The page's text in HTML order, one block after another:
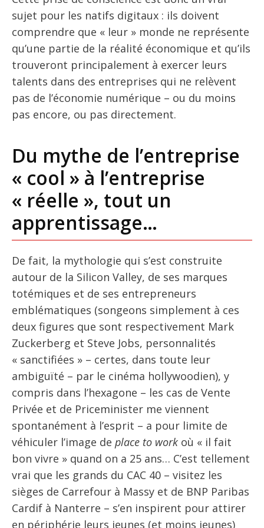
sujet pour les natifs digitaux : ils doivent
comprendre que « leur » monde ne représente
qu’une partie de la réalité économique et qu’ils
trouveront principalement à exercer leurs
talents dans des entreprises qui ne relèvent
pas de l’économie numérique – ou du moins
pas encore, ou pas directement.
Du mythe de l’entreprise
« cool » à l’entreprise
« réelle », tout un
apprentissage…
De fait, la mythologie qui s’est construite
autour de la Silicon Valley, de ses marques
totémiques et de ses entrepreneurs
emblématiques (songeons simplement à ces
deux figures que sont respectivement Mark
Zuckerberg et Steve Jobs, personnalités
« sanctifiées » – certes, dans toute leur
ambiguïté – par le cinéma hollywoodien), y
compris dans l’hexagone – les cas de Vente
Privée et de Priceminister me viennent
spontanément à l’esprit – a pour limite de
véhiculer l’image de place to work où « il fait
bon vivre » quand on a 25 ans… C’est tellement
vrai que les grands du CAC 40 – visitez les
sièges de Carrefour à Massy et de BNP Paribas
Cardif à Nanterre – s’en inspirent pour attirer
en périphérie leurs jeunes (et moins jeunes)